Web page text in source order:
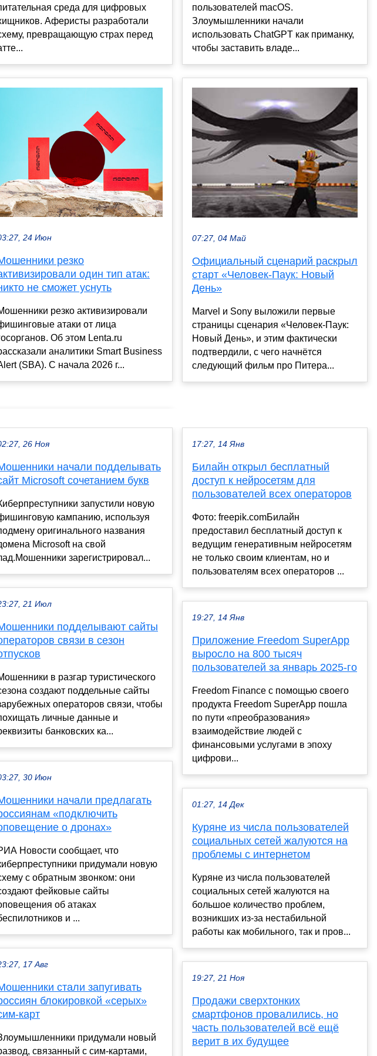
среда для цифровых
Аферисты разработали
превращающую страх перед
24 Июн
резко
один тип атак:
не сможет уснуть
резко активизировали
атаки от лица
Об этом Lenta.ru
аналитики Smart Business
(SBA). С начала 2026 г...
пользователей macOS.
Злоумышленники начали
использовать ChatGPT как приманку,
чтобы заставить владе...
07:27, 04 Май
Официальный сценарий раскрыл
старт «Человек-Паук: Новый
День»
Marvel и Sony выложили первые
страницы сценария «Человек-Паук:
Новый День», и этим фактически
подтвердили, с чего начнётся
следующий фильм про Питера...
26 Ноя
начали подделывать
Microsoft сочетанием букв
запустили новую
кампанию, используя
оригинального названия
Microsoft на свой
зарегистрировал...
21 Июл
подделывают сайты
связи в сезон
в разгар туристического
создают поддельные сайты
операторов связи, чтобы
личные данные и
банковских ка...
30 Июн
начали предлагать
«подключить
о дронах»
Новости сообщает, что
придумали новую
с обратным звонком: они
фейковые сайты
об атаках
и ...
17 Авг
стали запугивать
блокировкой «серых»
карт
придумали новый
связанный с сим-картами,
17:27, 14 Янв
Билайн открыл бесплатный
доступ к нейросетям для
пользователей всех операторов
Фото: freepik.comБилайн
предоставил бесплатный доступ к
ведущим генеративным нейросетям
не только своим клиентам, но и
пользователям всех операторов ...
19:27, 14 Янв
Приложение Freedom SuperApp
выросло на 800 тысяч
пользователей за январь 2025-го
Freedom Finance с помощью своего
продукта Freedom SuperApp пошла
по пути «преобразования»
взаимодействие людей с
финансовыми услугами в эпоху
цифрови...
01:27, 14 Дек
Куряне из числа пользователей
социальных сетей жалуются на
проблемы с интернетом
Куряне из числа пользователей
социальных сетей жалуются на
большое количество проблем,
возникших из-за нестабильной
работы как мобильного, так и пров...
19:27, 21 Ноя
Продажи сверхтонких
смартфонов провалились, но
часть пользователей всё ещё
верит в их будущее